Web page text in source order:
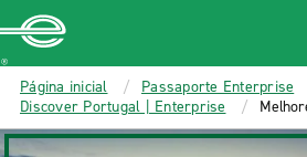
MAIN
CONTENT
Enterprise
Página inicial
Passaporte Enterprise
Discover Portugal | Enterprise